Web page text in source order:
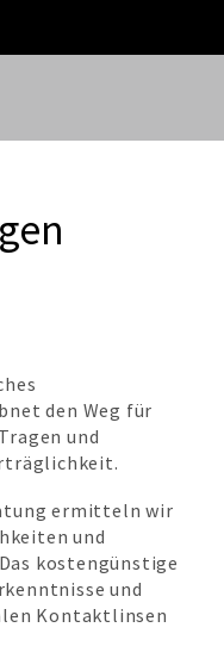
den Weg für
und
ermitteln wir
und
kostengünstige
und
Kontaktlinsen